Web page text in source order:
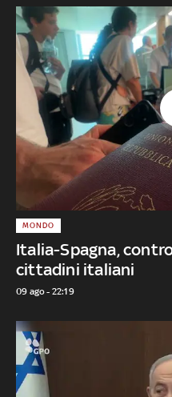
Italia-Spagna,
cittadini italiani
MONDO
09 ago - 22:19